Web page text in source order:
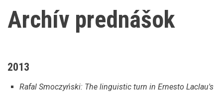
Archív prednášok
2013
Rafal Smoczyński: The linguistic turn in Ernesto Laclau's